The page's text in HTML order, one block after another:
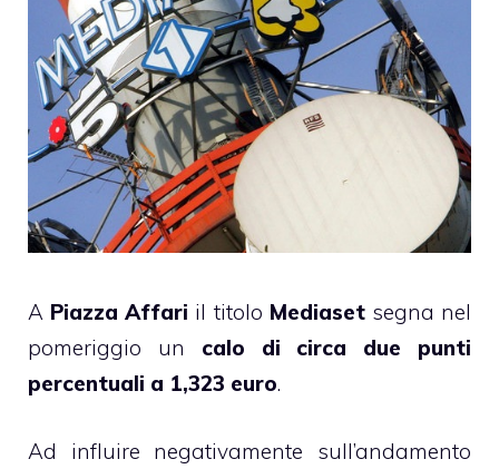
A Piazza Affari il titolo Mediasetsegna nel
pomeriggio un calo di circa due punti
percentuali a 1,323 euro.
Ad influire negativamente sull’andamento